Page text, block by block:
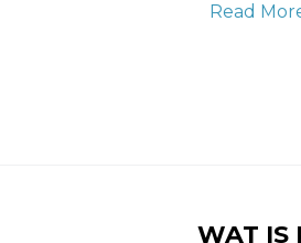
Read
WAT IS